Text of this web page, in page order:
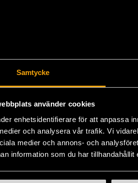
Samtycke
använder cookies
enhetsidentifierare för att anpassa
och analysera vår trafik. Vi
medier och annons- och
information som du har
Rusta och matcha
Stockholms Stadsmissions